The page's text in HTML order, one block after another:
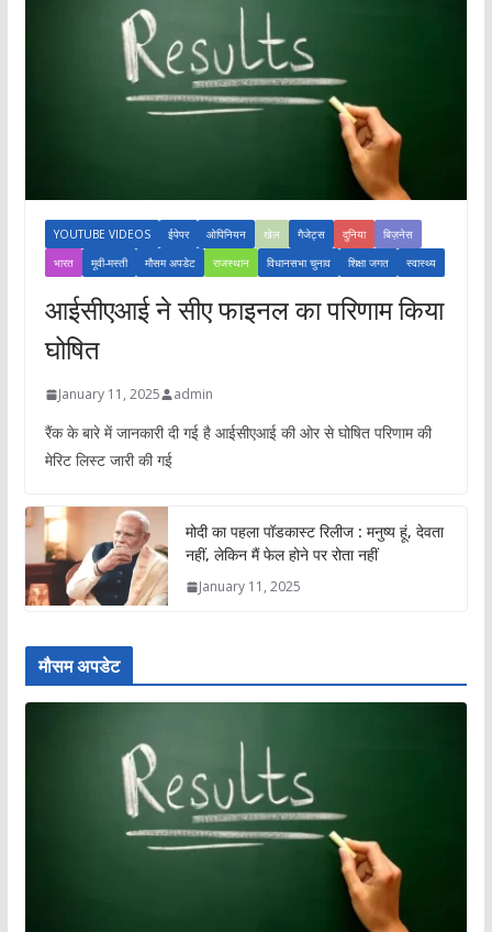
YOUTUBE VIDEOS ईपेपर ओपिनियन खेल गैजेट्स दुनिया
बिज़नेस
भारत
मूवी-मस्ती मौसम अपडेट राजस्थान विधानसभा चुनाव शिक्षा जगत स्वास्थ्य
आईसीएआई ने सीए फाइनल का परिणाम किया
घोषित
January 11, 2025 admin
रैंक के बारे में जानकारी दी गई है आईसीएआई की ओर से घोषित परिणाम की
मेरिट लिस्ट जारी की गई
मोदी का पहला पॉडकास्ट रिलीज : मनुष्य हूं, देवता
नहीं, लेकिन मैं फेल होने पर रोता नहीं
January 11, 2025
मौसम अपडेट